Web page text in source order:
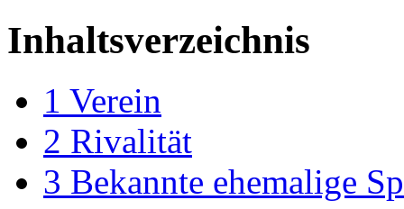
Inhaltsverzeichnis
1 Verein
2 Rivalität
3 Bekannte ehemalige